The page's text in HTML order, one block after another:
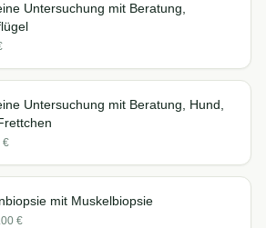
Untersuchung mit Beratung,
Untersuchung mit Beratung, Hund,
€
mit Muskelbiopsie
€